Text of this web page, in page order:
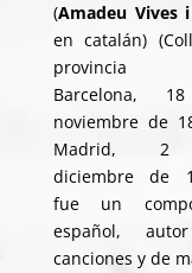
(Amadeu Vives
en catalán)
provincia
Barcelona,
noviembre de
Madrid,
diciembre de
fue un
español,
canciones y de